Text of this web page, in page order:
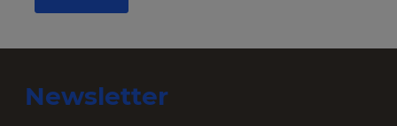
Newsletter